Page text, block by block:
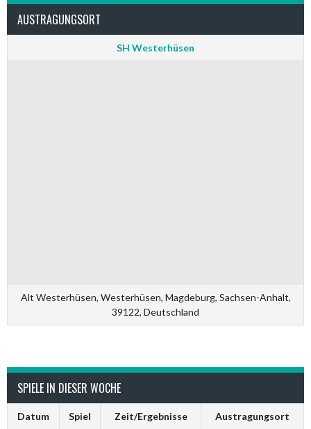
AUSTRAGUNGSORT
SH Westerhüsen
Alt Westerhüsen, Westerhüsen, Magdeburg, Sachsen-Anhalt,
39122, Deutschland
SPIELE IN DIESER WOCHE
Datum Spiel Zeit/Ergebnisse Austragungsort